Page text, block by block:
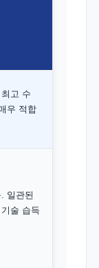
고 수
우 적합
일관된
술 습득